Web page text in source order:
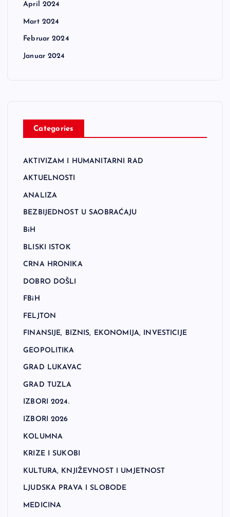
April 2024
Mart 2024
Februar 2024
Januar 2024
Categories
AKTIVIZAM I HUMANITARNI RAD
AKTUELNOSTI
ANALIZA
BEZBIJEDNOST U SAOBRAĆAJU
BiH
BLISKI ISTOK
CRNA HRONIKA
DOBRO DOŠLI
FBiH
FELJTON
FINANSIJE, BIZNIS, EKONOMIJA, INVESTICIJE
GEOPOLITIKA
GRAD LUKAVAC
GRAD TUZLA
IZBORI 2024.
IZBORI 2026
KOLUMNA
KRIZE I SUKOBI
KULTURA, KNJIŽEVNOST I UMJETNOST
LJUDSKA PRAVA I SLOBODE
MEDICINA